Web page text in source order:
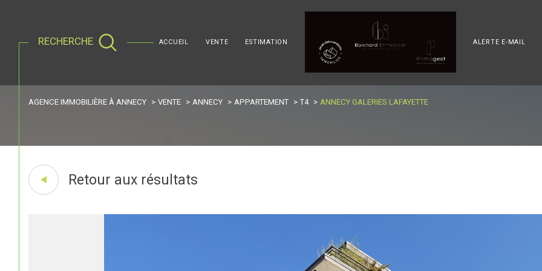
ACCUEIL VENTE ESTIMATION ALERTE E-MAIL
notre équipe
RECHERCHE
Acheter
TYPE DE BIEN 1 1
LOCALISATION BUDGET
voir les5annonces
Appartement
AGENCE IMMOBILIÈRE À ANNECY VENTE ANNECY APPARTEMENT T4 ANNECY GALERIES LAFAYETTE
Retour aux résultats